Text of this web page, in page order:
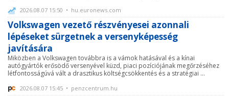
2026.08.07 15:50 • hu.euronews.com
Volkswagen vezető részvényesei azonnali
lépéseket sürgetnek a versenyképesség
javítására
Miközben a Volkswagen továbbra is a vámok hatásával és a kínai
autógyártók erősödő versenyével küzd, piaci pozíciójának megőrzéséhez
létfontosságúvá vált a drasztikus költségcsökkentés és a stratégiai ...
2026.08.07 15:45 • penzcentrum.hu